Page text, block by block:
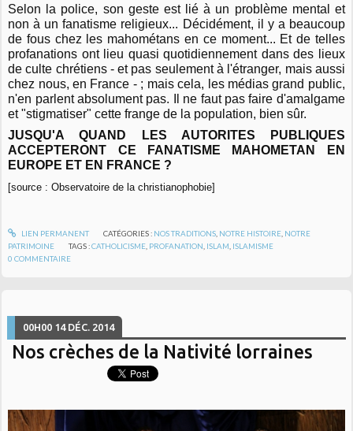
Selon la police, son geste est lié à un problème mental et
non à un fanatisme religieux... Décidément, il y a beaucoup
de fous chez les mahométans en ce moment... Et de telles
profanations ont lieu quasi quotidiennement dans des lieux
de culte chrétiens - et pas seulement à l'étranger, mais aussi
chez nous, en France - ; mais cela, les médias grand public,
n'en parlent absolument pas. Il ne faut pas faire d'amalgame
et "stigmatiser" cette frange de la population, bien sûr.
JUSQU'A QUAND LES AUTORITES PUBLIQUES
ACCEPTERONT CE FANATISME MAHOMETAN EN
EUROPE ET EN FRANCE ?
[source : Observatoire de la christianophobie]
LIEN PERMANENT CATÉGORIES : NOS TRADITIONS, NOTRE HISTOIRE, NOTRE
PATRIMOINE
TAGS :CATHOLICISME PROFANATION ISLAM ISLAMISME
0 COMMENTAIRE
00H00 14 DÉC. 2014
Nos crèches de la Nativité lorraines